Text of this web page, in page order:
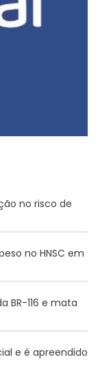
no risco de
no HNSC em
BR-116 e mata
e é apreendido